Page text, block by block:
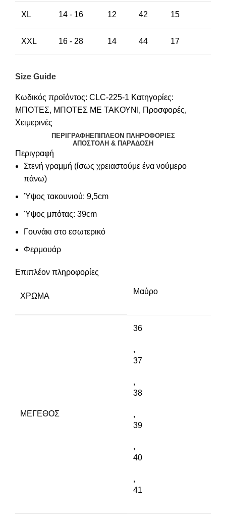
XL 14 - 16 12 42 15
XXL 16 - 28 14 44 17
Size Guide
Κωδικός προϊόντος: CLC-225-1 Κατηγορίες:
ΜΠΟΤΕΣ, ΜΠΟΤΕΣ ΜΕ ΤΑΚΟΥΝΙ , Προσφορές,
Χειμερινές
ΠΕΡΙΓΡΑΦΉΕΠΙΠΛΈΟΝ ΠΛΗΡΟΦΟΡΊΕΣ
ΑΠΟΣΤΟΛΉ & ΠΑΡΆΔΟΣΗ
Περιγραφή
Στενή γραμμή (ίσως χρειαστούμε ένα νούμερο
πάνω)
Ύψος τακουνιού: 9,5cm
Ύψος μπότας: 39cm
Γουνάκι στο εσωτερικό
Φερμουάρ
Επιπλέον πληροφορίες
ΧΡΏΜΑ
Μαύρο
ΜΈΓΕΘΟΣ
36
,
37
,
38
,
39
,
40
,
41